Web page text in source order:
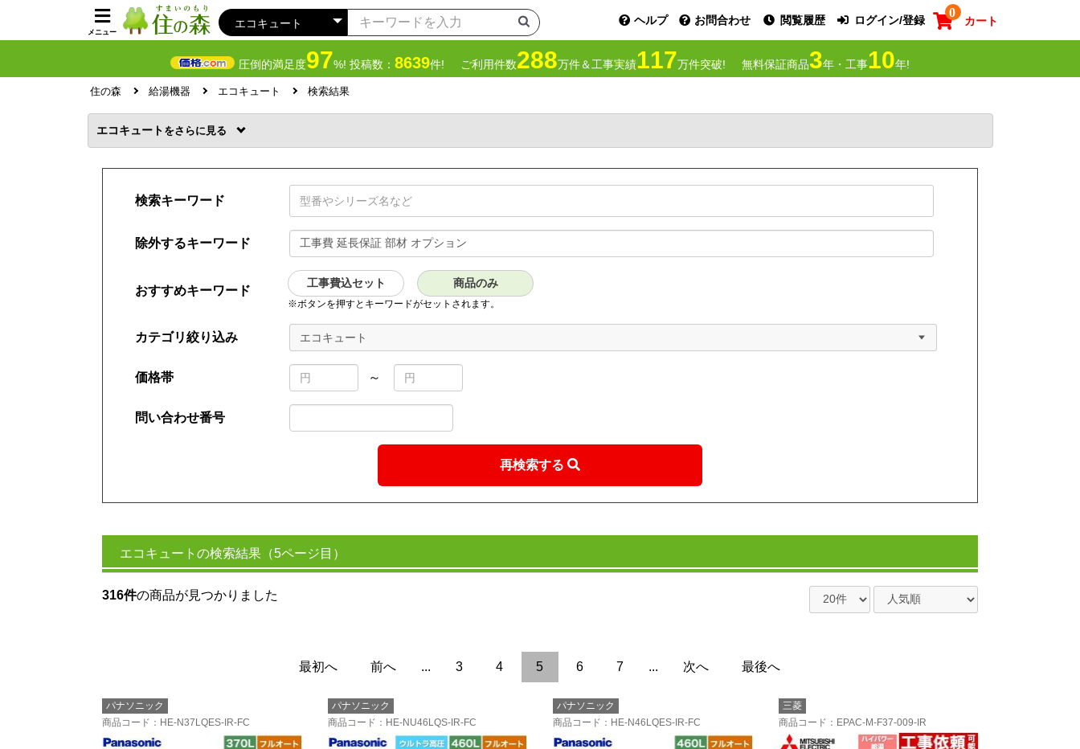
メニュー
ヘルプ お問合わせ 閲覧履歴 ログイン/登録
0
カート
圧倒的満足度97%! 投稿数： 8639件! ご利用件数288万件＆工事実績117万件突破! 無料保証商品3年・工事10年!
住の森 給湯機器 エコキュート 検索結果
エコキュート を
検索キーワード
除外するキーワード
おすすめキーワード
工事費込セット 商品のみ
※ボタンを押すとキーワードがセットされます。
カテゴリ絞り込み エコキュート
価格帯 ～
問い合わせ番号
再検索する
エコキュートの検索結果（5ページ目）
316件の商品が見つかりました
最初へ 前へ ... 3 4 5 6 7 ... 次へ 最後へ
パナソニック
商品コード ：HE-N37LQES-IR-FC
パナソニック
商品コード ：HE-NU46LQS-IR-FC
パナソニック
商品コード ：HE-N46LQES-IR-FC
三菱
商品コード ：EPAC-M-F37-009-IR